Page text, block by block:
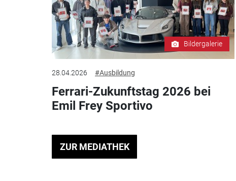
Bildergalerie
28.04.2026 #Ausbildung
Ferrari-Zukunftstag 2026 bei
Emil Frey Sportivo
ZUR MEDIATHEK